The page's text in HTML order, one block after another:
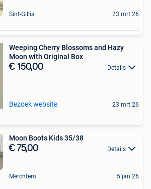
Sint-Gillis 23 mrt 26
Weeping Cherry Blossoms and Hazy
Moon with Original Box
€ 150,00 Details
Bezoek website 23 mrt 26
Moon Boots Kids 35/38
€ 75,00 Details
Merchtem 5 jan 26